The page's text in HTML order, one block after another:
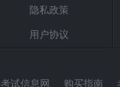
隐私政策
用户协议
试信息网 购买指南